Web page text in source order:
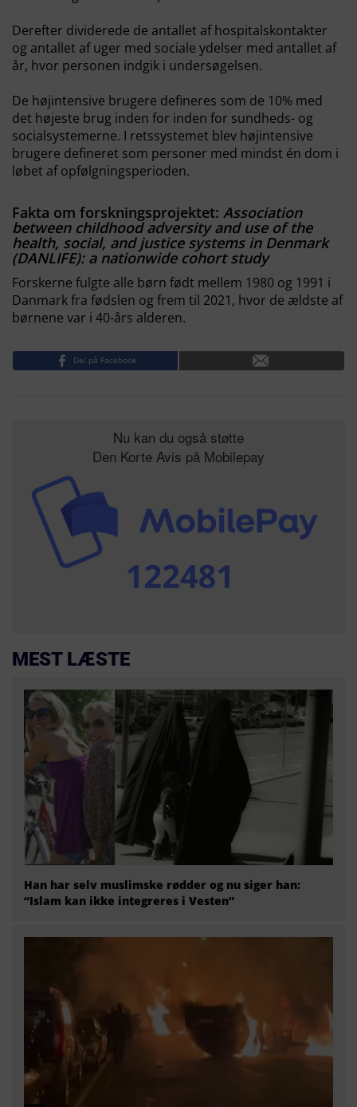
Derefter dividerede de antallet af hospitalskontakter
og antallet af uger med sociale ydelser med antallet af
år, hvor personen indgik i undersøgelsen.
De højintensive brugere defineres som de 10% med
det højeste brug inden for inden for sundheds- og
socialsystemerne. I retssystemet blev højintensive
brugere defineret som personer med mindst én dom i
løbet af opfølgningsperioden.
Fakta om forskningsprojektet: Association
between childhood adversity and use of the
health, social, and justice systems in Denmark
(DANLIFE): a nationwide cohort study
Forskerne fulgte alle børn født mellem 1980 og 1991 i
Danmark fra fødslen og frem til 2021, hvor de ældste af
børnene var i 40-års alderen.
Del på Facebook
Nu kan du også støtte
Den Korte Avis på Mobilepay
MEST LÆSTE
Han har selv muslimske rødder og nu siger han:
“Islam kan ikke integreres i Vesten”